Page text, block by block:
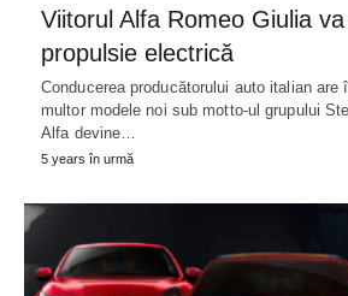
Viitorul Alfa Romeo Giulia
propulsie electrică
Conducerea producătorului auto italian are
multor modele noi sub motto-ul grupului
Alfa devine…
5 years în urmă